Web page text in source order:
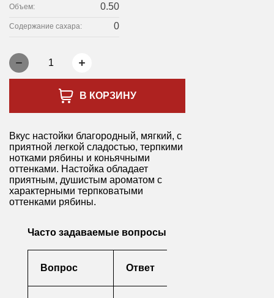
Объем: 0.50
Содержание сахара: 0
1
В КОРЗИНУ
Вкус настойки благородный, мягкий, с
приятной легкой сладостью, терпкими
нотками рябины и коньячными
оттенками. Настойка обладает
приятным, душистым ароматом с
характерными терпковатыми
оттенками рябины.
Часто задаваемые вопросы
Вопрос Ответ